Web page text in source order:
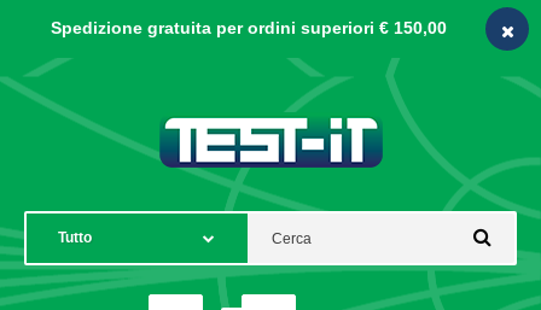
Spedizione gratuita per ordini superiori € 150,00